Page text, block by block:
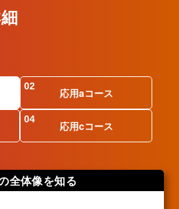
応用aコース
応用cコース
全体像を知る